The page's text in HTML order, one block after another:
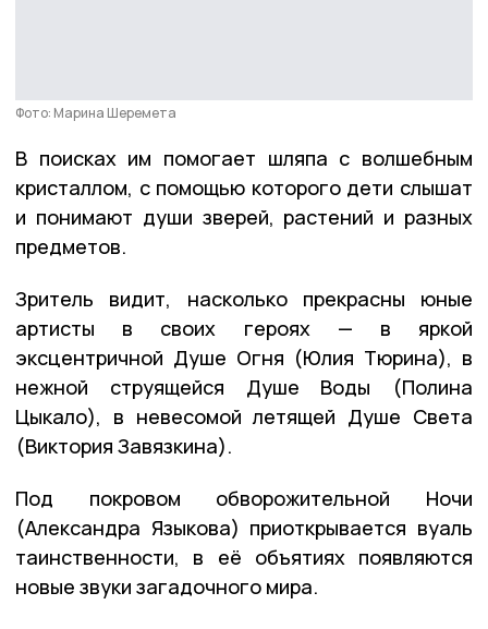
Фото: Марина Шеремета
В поисках им помогает шляпа с волшебным
кристаллом, с помощью которого дети слышат
и понимают души зверей, растений и разных
предметов.
Зритель видит, насколько прекрасны юные
артисты в своих героях — в яркой
эксцентричной Душе Огня (Юлия Тюрина), в
нежной струящейся Душе Воды (Полина
Цыкало), в невесомой летящей Душе Света
(Виктория Завязкина).
Под покровом обворожительной Ночи
(Александра Языкова) приоткрывается вуаль
таинственности, в её объятиях появляются
новые звуки загадочного мира.